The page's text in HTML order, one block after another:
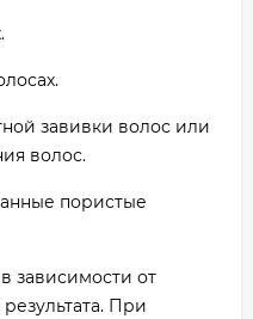
завивки волос или
волос.
пористые
зависимости от
При